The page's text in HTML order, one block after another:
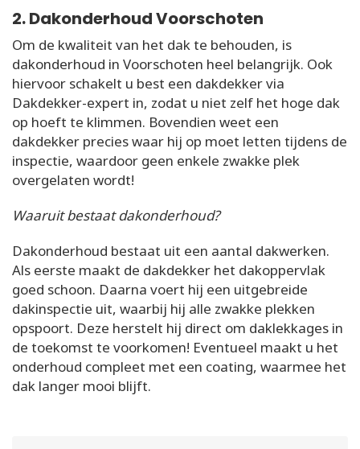
2. Dakonderhoud Voorschoten
Om de kwaliteit van het dak te behouden, is
dakonderhoud in Voorschoten heel belangrijk. Ook
hiervoor schakelt u best een dakdekker via
Dakdekker-expert in, zodat u niet zelf het hoge dak
op hoeft te klimmen. Bovendien weet een
dakdekker precies waar hij op moet letten tijdens de
inspectie, waardoor geen enkele zwakke plek
overgelaten wordt!
Waaruit bestaat dakonderhoud?
Dakonderhoud bestaat uit een aantal dakwerken.
Als eerste maakt de dakdekker het dakoppervlak
goed schoon. Daarna voert hij een uitgebreide
dakinspectie uit, waarbij hij alle zwakke plekken
opspoort. Deze herstelt hij direct om daklekkages in
de toekomst te voorkomen! Eventueel maakt u het
onderhoud compleet met een coating, waarmee het
dak langer mooi blijft.